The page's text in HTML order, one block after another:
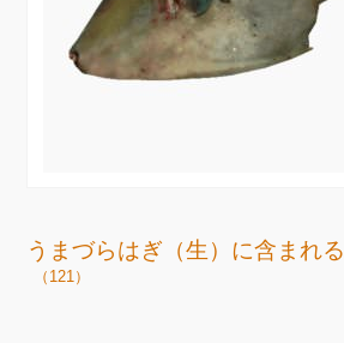
うまづらはぎ（生）に含まれ
（121）